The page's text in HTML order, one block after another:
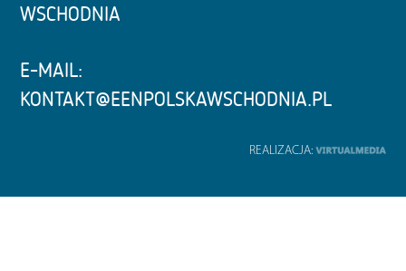
WSCHODNIA
E-MAIL:
KONTAKT@EENPOLSKAWSCHODNIA.PL
REALIZACJA: